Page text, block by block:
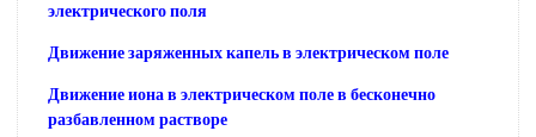
электрического поля
Движение заряженных капель в электрическом поле
Движение иона в электрическом поле в бесконечно
разбавленном растворе